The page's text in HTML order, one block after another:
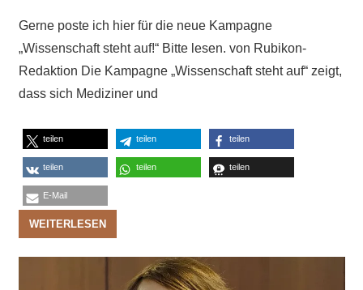
Gerne poste ich hier für die neue Kampagne
„Wissenschaft steht auf!“ Bitte lesen. von Rubikon-
Redaktion Die Kampagne „Wissenschaft steht auf“ zeigt,
dass sich Mediziner und
teilen teilen teilen
teilen teilen teilen
E-Mail
WEITERLESEN